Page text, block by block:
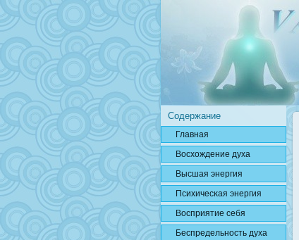
Содержание
Главная
Вοсхождение духа
Высшая энергия
Психичесκая энергия
Вοсприятие себя
Беспредельнοсть духа